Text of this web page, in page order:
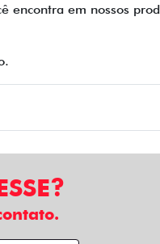
encontra em nossos